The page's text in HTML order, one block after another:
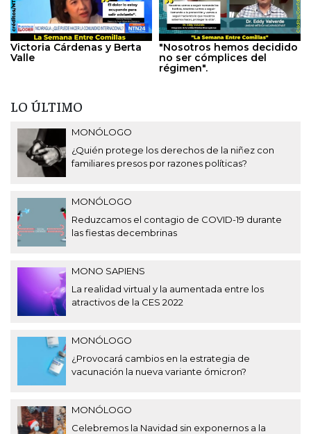
Victoria Cárdenas y Berta
Valle
"Nosotros hemos decidido
no ser cómplices del
régimen".
LO ÚLTIMO
MONÓLOGO
¿Quién protege los derechos de la niñez con
familiares presos por razones políticas?
MONÓLOGO
Reduzcamos el contagio de COVID-19 durante
las fiestas decembrinas
MONO SAPIENS
La realidad virtual y la aumentada entre los
atractivos de la CES 2022
MONÓLOGO
¿Provocará cambios en la estrategia de
vacunación la nueva variante ómicron?
MONÓLOGO
Celebremos la Navidad sin exponernos a la